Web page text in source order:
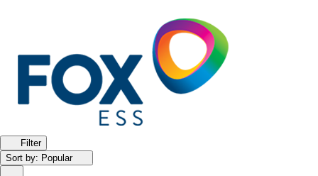
Filter
Sort by: Popular